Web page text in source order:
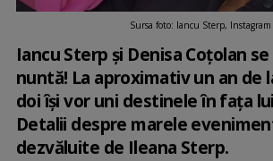
Sursa foto: Iancu Sterp, Instagram
Iancu Sterp și Denisa Coțolan
nuntă! La aproximativ un an de
doi își vor uni destinele în fața
Detalii despre marele
dezvăluite de Ileana Sterp.